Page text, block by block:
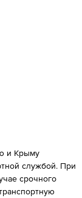
и Крыму
службой. При
срочного